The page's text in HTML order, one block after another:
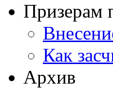
Призерам
Как
Архив